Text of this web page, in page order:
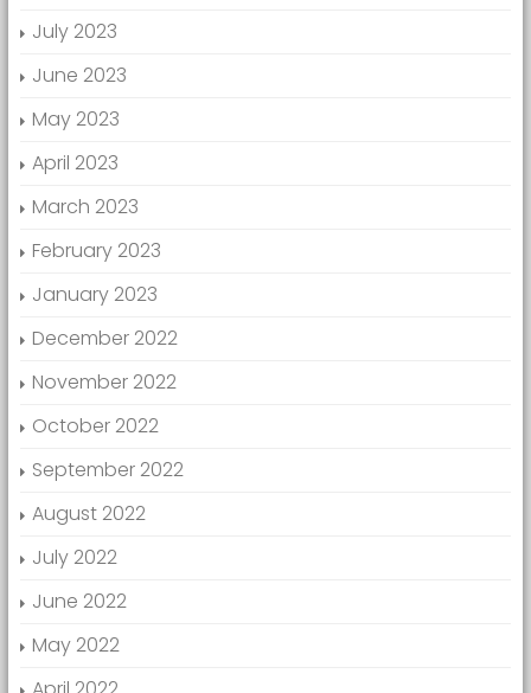
July 2023
June 2023
May 2023
April 2023
March 2023
February 2023
January 2023
December 2022
November 2022
October 2022
September 2022
August 2022
July 2022
June 2022
May 2022